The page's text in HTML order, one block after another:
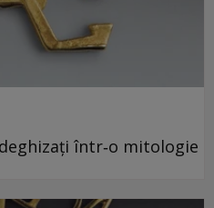
într‑o mitologie